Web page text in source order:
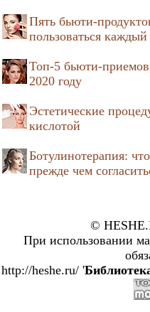
Пять бьюти-
пользоваться каждый
Топ-5 бьюти-
2020 году
Эстетические
кислотой
Ботулинотерапия:
прежде чем
©
При использовании
http://heshe.ru/ '